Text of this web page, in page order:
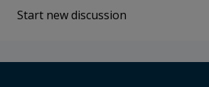
Start new discussion